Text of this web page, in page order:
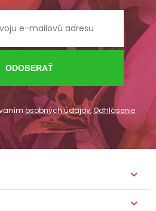
ODOBERAŤ
osobných údajov,Odhlásenie